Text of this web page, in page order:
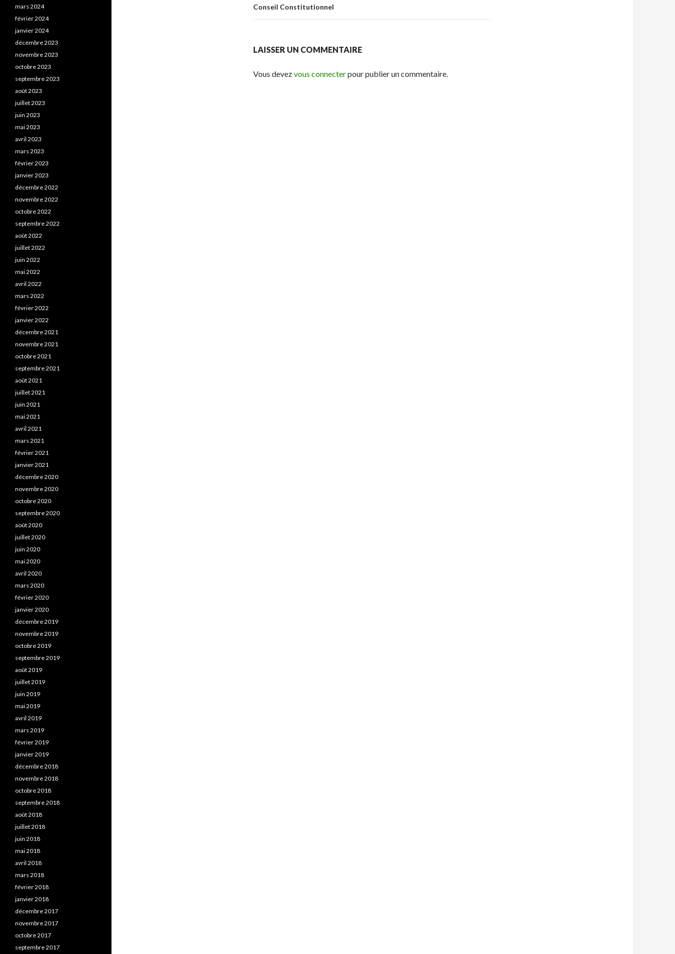
Conseil Constitutionnel
LAISSER UN COMMENTAIRE
Vous devezvous connecterpour publier un commentaire.
mars 2024
février 2024
janvier 2024
décembre 2023
novembre 2023
octobre 2023
septembre 2023
août 2023
juillet 2023
juin 2023
mai 2023
avril 2023
mars 2023
février 2023
janvier 2023
décembre 2022
novembre 2022
octobre 2022
septembre 2022
août 2022
juillet 2022
juin 2022
mai 2022
avril 2022
mars 2022
février 2022
janvier 2022
décembre 2021
novembre 2021
octobre 2021
septembre 2021
août 2021
juillet 2021
juin 2021
mai 2021
avril 2021
mars 2021
février 2021
janvier 2021
décembre 2020
novembre 2020
octobre 2020
septembre 2020
août 2020
juillet 2020
juin 2020
mai 2020
avril 2020
mars 2020
février 2020
janvier 2020
décembre 2019
novembre 2019
octobre 2019
septembre 2019
août 2019
juillet 2019
juin 2019
mai 2019
avril 2019
mars 2019
février 2019
janvier 2019
décembre 2018
novembre 2018
octobre 2018
septembre 2018
août 2018
juillet 2018
juin 2018
mai 2018
avril 2018
mars 2018
février 2018
janvier 2018
décembre 2017
novembre 2017
octobre 2017
septembre 2017